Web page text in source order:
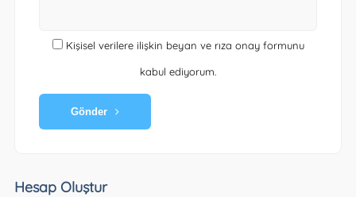
Kişisel verilere ilişkin beyan ve rıza onay formunu
kabul ediyorum.
Gönder
Hesap Oluştur